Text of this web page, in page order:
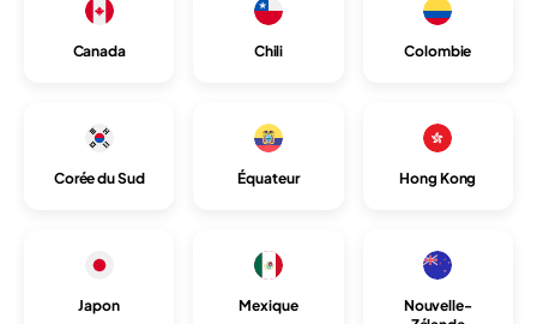
Canada Chili Colombie
Corée du Sud Équateur Hong Kong
Japon Mexique
Nouvelle-